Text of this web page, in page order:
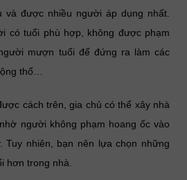
và được nhiều người áp dụng nhất.
có tuổi phù hợp, không được phạm
mượn tuổi để đứng ra làm các
thổ…
cách trên, gia chủ có thể xây nhà
người không phạm hoang ốc vào
Tuy nhiên, bạn nên lựa chọn những
hơn trong nhà.